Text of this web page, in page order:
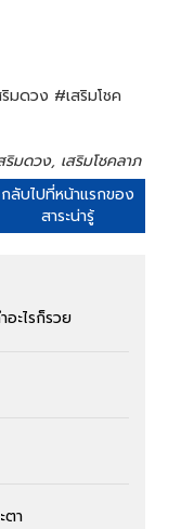
ดวง #เสริมโชค
มดวง, เสริมโชคลาภ
กลับไปที่หน้าแรกของ
สาระน่ารู้
ะไรก็รวย
ตา